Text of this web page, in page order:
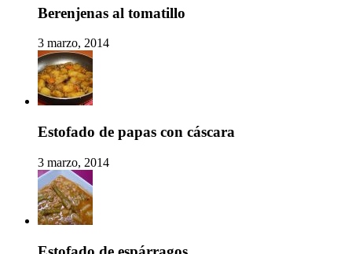
Berenjenas al tomatillo
3 marzo, 2014
Estofado de papas con cáscara
3 marzo, 2014